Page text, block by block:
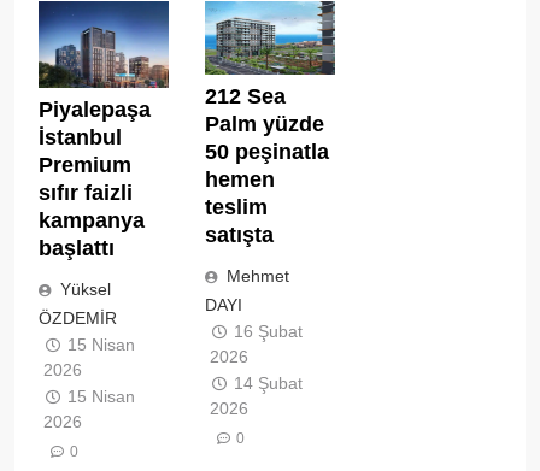
Piyalepaşa
İstanbul
Premium
sıfır faizli
kampanya
başlattı
Yüksel
ÖZDEMİR
15 Nisan
2026
15 Nisan
2026
0
212 Sea
Palm yüzde
50 peşinatla
hemen
teslim
satışta
Mehmet
DAYI
16 Şubat
2026
14 Şubat
2026
0